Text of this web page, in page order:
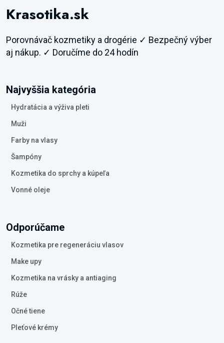
Krasotika.sk
Porovnávač kozmetiky a drogérie ✓ Bezpečný výber
aj nákup. ✓ Doručíme do 24 hodín
Najvyššia kategória
Hydratácia a výživa pleti
Muži
Farby na vlasy
Šampóny
Kozmetika do sprchy a kúpeľa
Vonné oleje
Odporúčame
Kozmetika pre regeneráciu vlasov
Make upy
Kozmetika na vrásky a antiaging
Rúže
Očné tiene
Pleťové krémy